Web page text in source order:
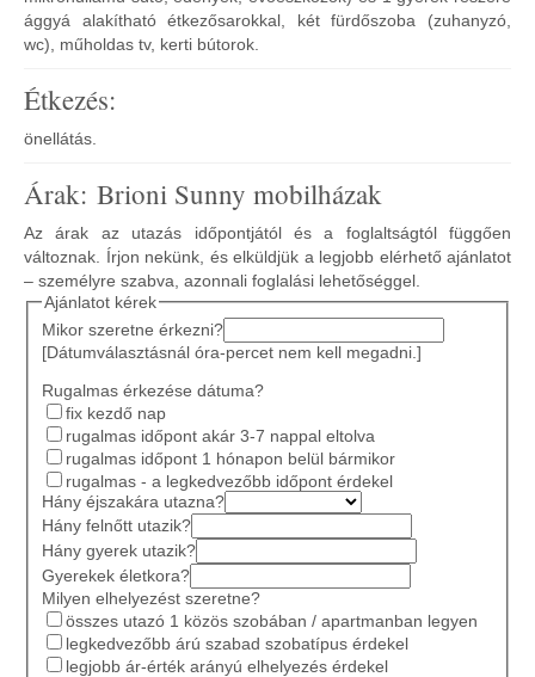
ággyá alakítható étkezősarokkal, két fürdőszoba (zuhanyzó,
wc), műholdas tv, kerti bútorok.
Étkezés:
önellátás.
Árak: Brioni Sunny mobilházak
Az árak az utazás időpontjától és a foglaltságtól függően
változnak. Írjon nekünk, és elküldjük a legjobb elérhető ajánlatot
– személyre szabva, azonnali foglalási lehetőséggel.
Ajánlatot kérek
Mikor szeretne érkezni?
[Dátumválasztásnál óra-percet nem kell megadni.]
Rugalmas érkezése dátuma?
fix kezdő nap
rugalmas időpont akár 3-7 nappal eltolva
rugalmas időpont 1 hónapon belül bármikor
rugalmas - a legkedvezőbb időpont érdekel
Hány éjszakára utazna?
Hány felnőtt utazik?
Hány gyerek utazik?
Gyerekek életkora?
Milyen elhelyezést szeretne?
összes utazó 1 közös szobában / apartmanban legyen
legkedvezőbb árú szabad szobatípus érdekel
legjobb ár-érték arányú elhelyezés érdekel